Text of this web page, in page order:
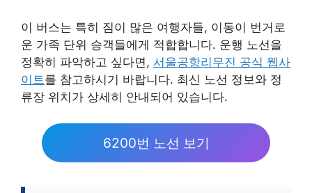
이 버스는 특히 짐이 많은 여행자들, 이동이 번거로
운 가족 단위 승객들에게 적합합니다. 운행 노선을
정확히 파악하고 싶다면, 서울공항리무진 공식 웹사
이트 를 참고하시기 바랍니다. 최신 노선 정보와 정
류장 위치가 상세히 안내되어 있습니다.
6200번 노선 보기